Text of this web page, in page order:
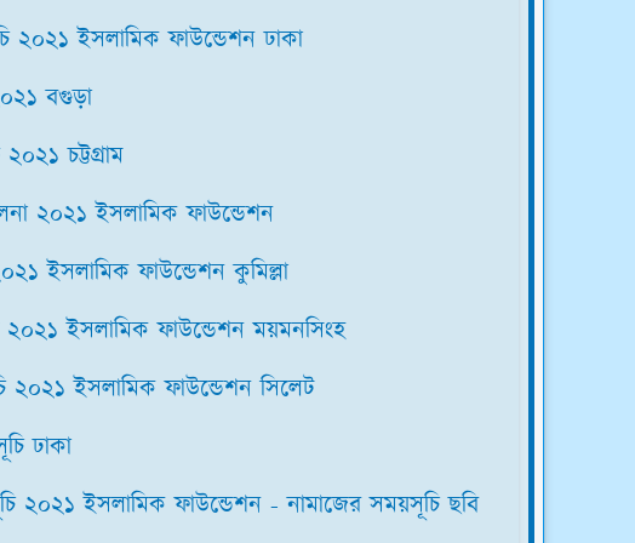
২০২১ ইসলামিক ফাউন্ডেশন ঢাকা
বগুড়া
চট্টগ্রাম
২০২১ ইসলামিক ফাউন্ডেশন
ইসলামিক ফাউন্ডেশন কুমিল্লা
ইসলামিক ফাউন্ডেশন ময়মনসিংহ
ইসলামিক ফাউন্ডেশন সিলেট
ঢাকা
২০২১ ইসলামিক ফাউন্ডেশন - নামাজের সময়সূচি ছবি